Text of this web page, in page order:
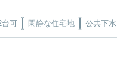
台可 閑静な住宅地 公共下水